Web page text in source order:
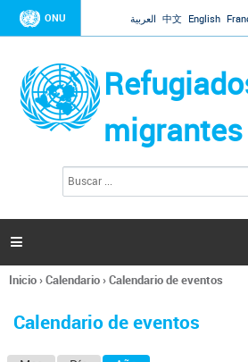
Jump to navigation
ONU العربية 中文 English
migrantes
l
s

Se
usted
Inicio›Calendario›Calendario de eventos
Calendario de eventos